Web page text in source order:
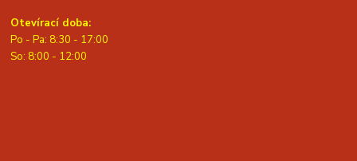
Otevírací doba:
Po - Pa: 8:30 - 17:00
So: 8:00 - 12:00